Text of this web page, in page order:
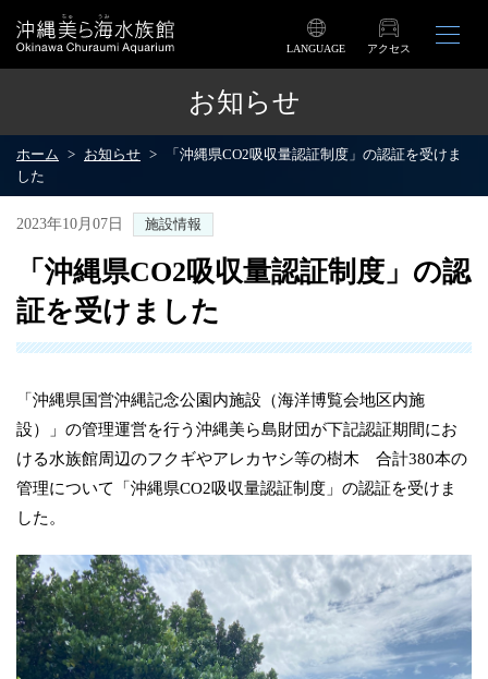
LANGUAGE アクセス
お知らせ
ホーム お知らせ
「沖縄県CO2吸収量認証制度」の認証を受けま
した
2023年10月07日 施設情報
「沖縄県CO2吸収量認証制度」の認
証を受けました
「沖縄県国営沖縄記念公園内施設（海洋博覧会地区内施
設）」の管理運営を行う沖縄美ら島財団が下記認証期間にお
ける水族館周辺のフクギやアレカヤシ等の樹木 合計380本の
管理について「沖縄県CO2吸収量認証制度」の認証を受けま
した。